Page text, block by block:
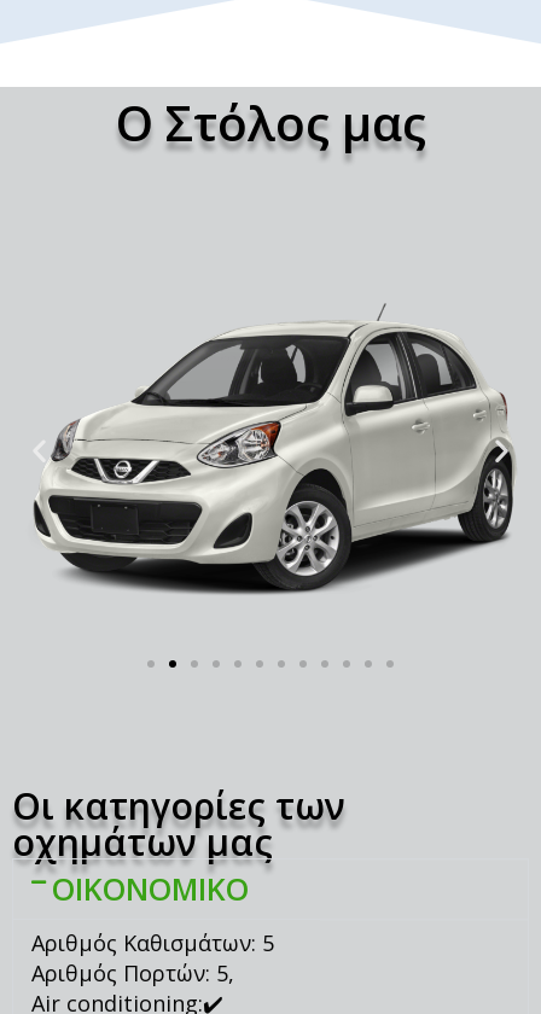
Ο Στόλος μας
Οι κατηγορίες των
οχημάτων μας
Αριθμός Καθισμάτων: 5
Αριθμός Πορτών: 5,